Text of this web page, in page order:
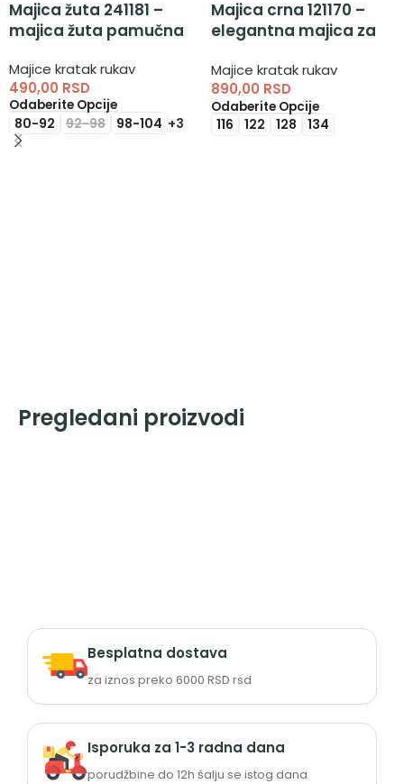
Majica žuta 241181 –
majica žuta pamučna
Majice kratak rukav
490,00 RSD
Odaberite Opcije
80-92 92-98 98-104 +3
Majica crna 121170 –
elegantna majica za
Majice kratak rukav
890,00 RSD
Odaberite Opcije
116 122 128 134
Pregledani proizvodi
Besplatna dostava
za iznos preko 6000 RSD rsd
Isporuka za 1-3 radna dana
porudžbine do 12h šalju se istog dana